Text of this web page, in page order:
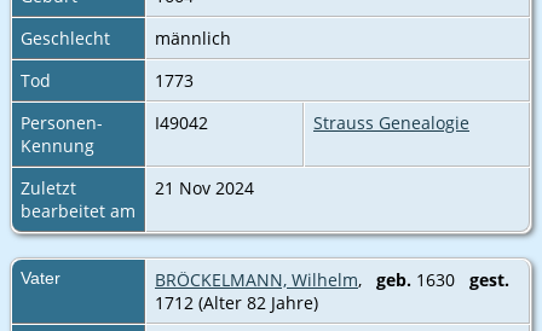
Geschlecht
männlich
Tod
1773
Personen-
Kennung
I49042 Strauss Genealogie
Zuletzt
bearbeitet am
21 Nov 2024
Vater BRÖCKELMANN, Wilhelm, geb. 1630 gest.
1712 (Alter 82 Jahre)